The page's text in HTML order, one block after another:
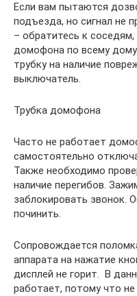
Если вам пытаются
подъезда, но сигнал не
– обратитесь к
домофона по всему
трубку на наличие
выключатель.
Трубка домофона
Часто не работает
самостоятельно
Также необходимо
наличие перегибов.
заблокировать звонок.
починить.
Сопровождается
аппарата на нажатие
дисплей не горит. В
работает, потому что